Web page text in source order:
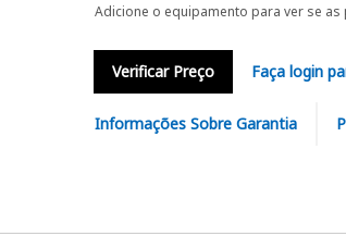
Adicione o equipamento para ver se
Verificar Preço Faça login
Informações Sobre Garantia